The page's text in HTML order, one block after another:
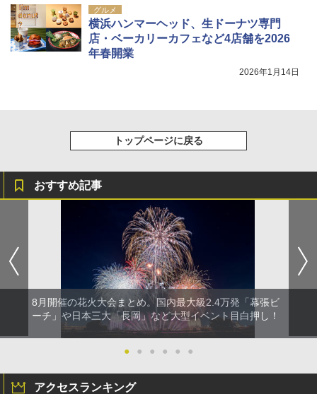
グルメ
横浜ハンマーヘッド、生ドーナツ専門
店・ベーカリーカフェなど4店舗を2026
年春開業
2026年1月14日
トップページに戻る
おすすめ記事
8月開催の花火大会まとめ。国内最大級2.4万発「幕張ビ
ーチ」や日本三大「長岡」など大型イベント目白押し！
● ● ● ● ● ●
アクセスランキング